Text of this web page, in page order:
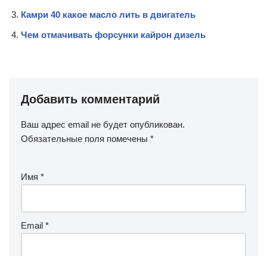
Камри 40 какое масло лить в двигатель
Чем отмачивать форсунки кайрон дизель
Добавить комментарий
Ваш адрес email не будет опубликован.
Обязательные поля помечены *
Имя *
Email *